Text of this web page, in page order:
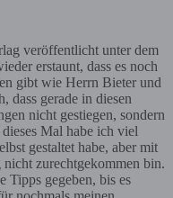
veröffentlicht unter dem
erstaunt, dass es noch
gibt wie Herrn Bieter und
dass gerade in diesen
nicht gestiegen, sondern
Mal habe ich viel
gestaltet habe, aber mit
zurechtgekommen bin.
Tipps gegeben, bis es